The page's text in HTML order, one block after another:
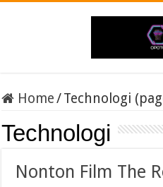
Home/Technologi
Technologi
Nonton Film The